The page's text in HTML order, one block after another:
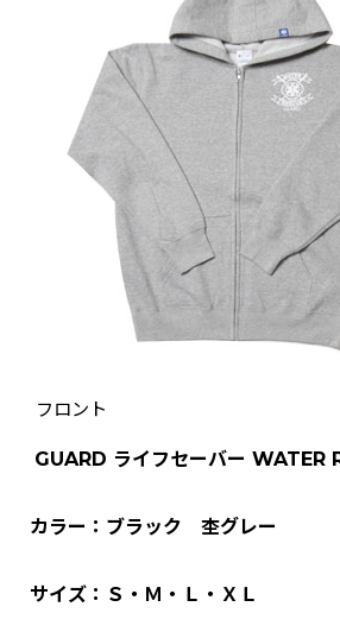
フロント
GUARD ライフセーバー WATER
カラー：ブラック 杢グレー
サイズ：Ｓ・Ｍ・Ｌ・ＸＬ